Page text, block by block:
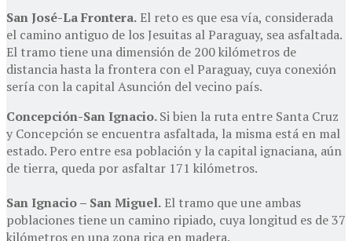
San José-La Frontera. El reto es que esa vía, considerada
el camino antiguo de los Jesuitas al Paraguay, sea asfaltada.
El tramo tiene una dimensión de 200 kilómetros de
distancia hasta la frontera con el Paraguay, cuya conexión
sería con la capital Asunción del vecino país.
Concepción-San Ignacio.Si bien la ruta entre Santa Cruz
y Concepción se encuentra asfaltada, la misma está en mal
estado. Pero entre esa población y la capital ignaciana, aún
de tierra, queda por asfaltar 171 kilómetros.
San Ignacio – San Miguel. El tramo que une ambas
poblaciones tiene un camino ripiado, cuya longitud es de 37
kilómetros en una zona rica en madera.